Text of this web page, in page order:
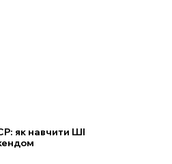
як навчити ШІ